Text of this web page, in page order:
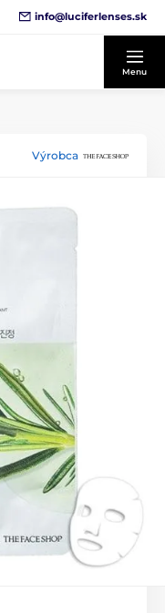
info@luciferlenses.sk
Menu
Výrobca